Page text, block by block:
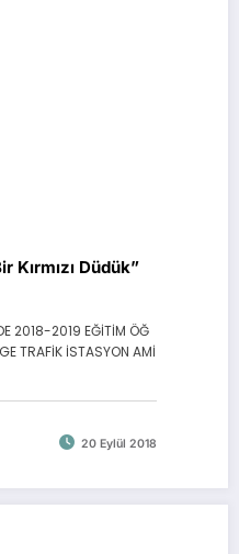
Kırmızı Düdük”
2018-2019 EĞİTİM ÖĞ
TRAFİK İSTASYON AMİ
20 Eylül 2018